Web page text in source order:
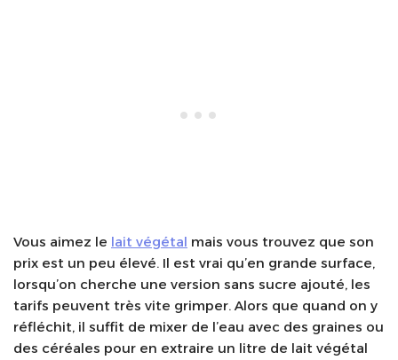
Vous aimez le lait végétal mais vous trouvez que son
prix est un peu élevé. Il est vrai qu’en grande surface,
lorsqu’on cherche une version sans sucre ajouté, les
tarifs peuvent très vite grimper. Alors que quand on y
réfléchit, il suffit de mixer de l’eau avec des graines ou
des céréales pour en extraire un litre de lait végétal